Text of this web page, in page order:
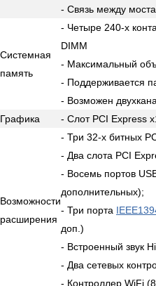
- Связь между
Системная
память
- Четыре 240-х
DIMM
- Максимальный
- Поддерживается
- Возможен
Графика
- Слот PCI Express
Возможности
расширения
- Три 32-х битных
- Два слота PCI
- Восемь портов
дополнительных);
- Три порта
доп.)
- Встроенный звук
- Два сетевых
- Контроллер WiFi